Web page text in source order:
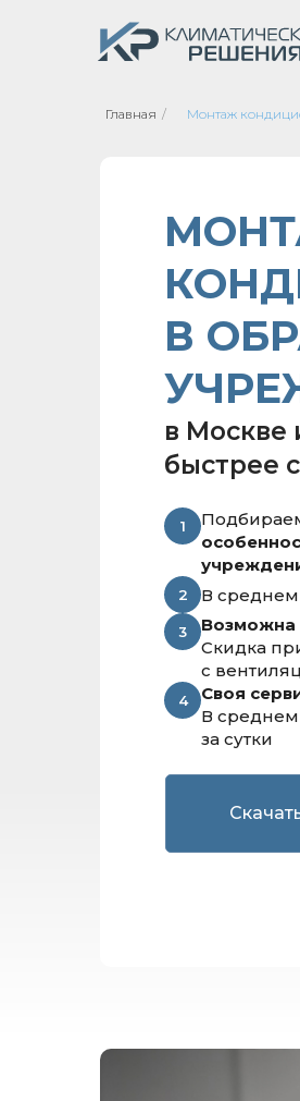
Главная / Монтаж
1
2 В
3
Возможна
Скидка
с
4
Своя
В
за сутки
В
в Москве
быстрее